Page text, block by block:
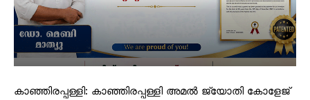
കാഞ്ഞിരപ്പള്ളി: കാഞ്ഞിരപ്പള്ളി അമൽ ജ്യോതി കോളേജ്